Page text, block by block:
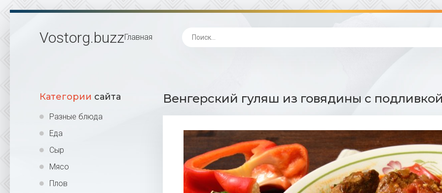
Vostorg.buzzГлавная
Категории сайта
Разные блюда
Еда
Сыр
Мясо
Плов
Венгерский гуляш из говядины с